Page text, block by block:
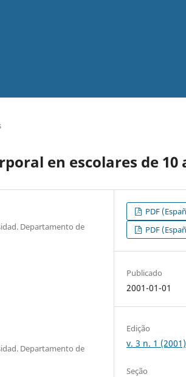
en escolares de 10
Departamento de
Departamento de
PDF
PDF
Publicado
2001-01-01
Edição
v. 3 n. 1 (2001)
Seção